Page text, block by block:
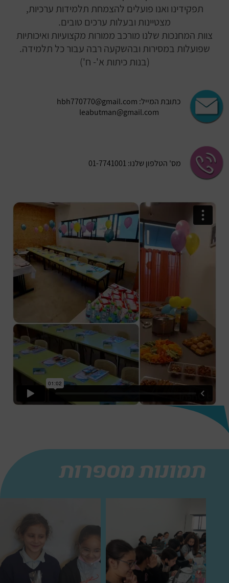
תפקידינו ואנו פועלים להצמחת תלמידות ערכיות,
מצטיינות ובעלות ערכים טובים.
צוות המחנכות שלנו מורכב ממורות מקצועיות ואיכותיות
שפועלות במסירות ובהשקעה רבה עבור כל תלמידה.
(בנות כיתות א'- ח')
כתובת המייל: hbh770770@gmail.com
leabutman@gmail.com
מס' הטלפון שלנו: 01-7741001
תמונות מספרות